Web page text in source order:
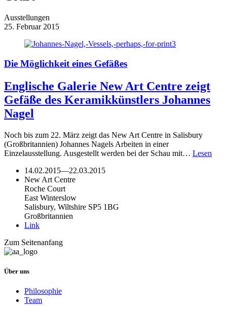
Ausstellungen
25. Februar 2015
Die Möglichkeit eines Gefäßes
Englische Galerie New Art Centre zeigt
Gefäße des Keramikkünstlers Johannes
Nagel
Noch bis zum 22. März zeigt das New Art Centre in Salisbury
(Großbritannien) Johannes Nagels Arbeiten in einer
Einzelausstellung. Ausgestellt werden bei der Schau mit… Lesen
14.02.2015—22.03.2015
New Art Centre
Roche Court
East Winterslow
Salisbury, Wiltshire SP5 1BG
Großbritannien
Link
Zum Seitenanfang
Über uns
Philosophie
Team